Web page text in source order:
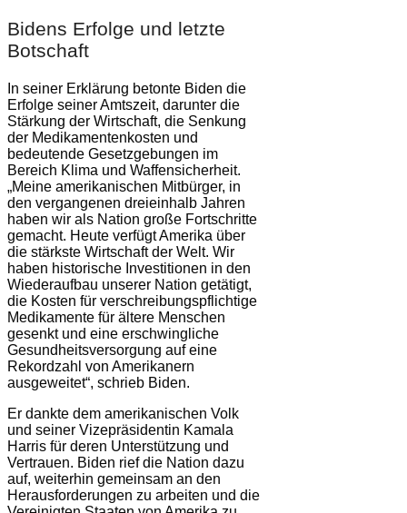
Bidens Erfolge und letzte
Botschaft
In seiner Erklärung betonte Biden die
Erfolge seiner Amtszeit, darunter die
Stärkung der Wirtschaft, die Senkung
der Medikamentenkosten und
bedeutende Gesetzgebungen im
Bereich Klima und Waffensicherheit.
„Meine amerikanischen Mitbürger, in
den vergangenen dreieinhalb Jahren
haben wir als Nation große Fortschritte
gemacht. Heute verfügt Amerika über
die stärkste Wirtschaft der Welt. Wir
haben historische Investitionen in den
Wiederaufbau unserer Nation getätigt,
die Kosten für verschreibungspflichtige
Medikamente für ältere Menschen
gesenkt und eine erschwingliche
Gesundheitsversorgung auf eine
Rekordzahl von Amerikanern
ausgeweitet“, schrieb Biden.
Er dankte dem amerikanischen Volk
und seiner Vizepräsidentin Kamala
Harris für deren Unterstützung und
Vertrauen. Biden rief die Nation dazu
auf, weiterhin gemeinsam an den
Herausforderungen zu arbeiten und die